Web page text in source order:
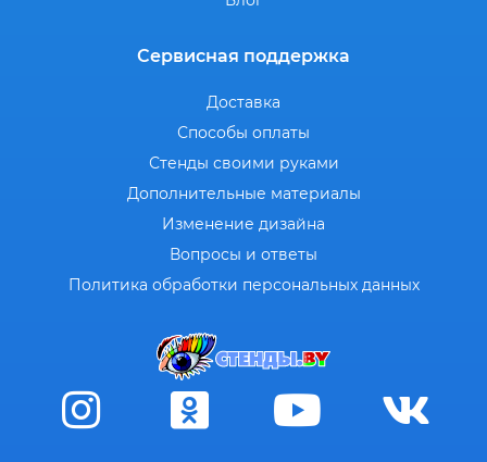
Сервисная поддержка
Доставка
Способы оплаты
Стенды своими руками
Дополнительные материалы
Изменение дизайна
Вопросы и ответы
Политика обработки персональных данных